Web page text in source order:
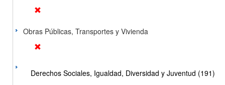
Obras Públicas, Transportes y Vivienda
Derechos Sociales, Igualdad, Diversidad y Juventud (191)